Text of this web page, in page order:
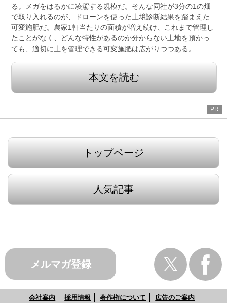
る。メガをはるかに凌駕する規模だ。そんな同社が3分の1の畑
で取り入れるのが、ドローンを使った土壌診断結果を踏まえた
可変施肥だ。農家1軒当たりの面積が増え続け、これまで管理し
たことがなく、どんな特性があるのか分からない土地を預かっ
ても、適切に土を管理できる可変施肥は広がりつつある。
本文を読む
PR
トップページ
人気記事
メルマガ登録
会社案内 採用情報 著作権について 広告のご案内